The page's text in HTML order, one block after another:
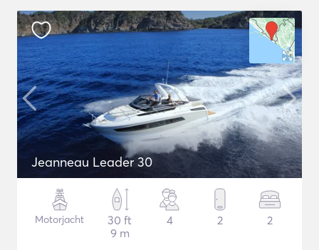
Jeanneau Leader 30
Motorjacht
30 ft
9 m
4 2 2